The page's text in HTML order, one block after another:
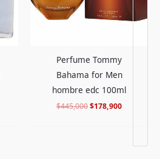
Perfume Tommy
Bahama for Men
hombre edc 100ml
$445,000$178,900